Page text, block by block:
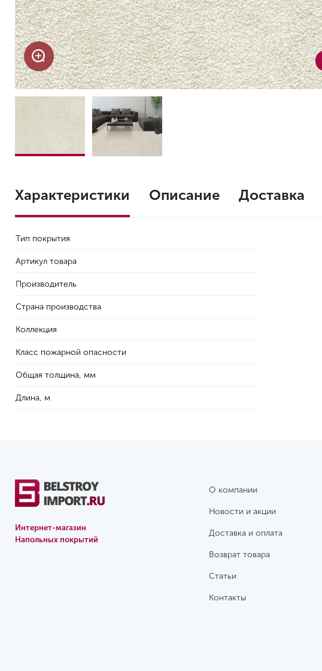
Характеристики Описание Доставка
Тип покрытия
Артикул товара
Производитель
Страна производства
Коллекция
Класс пожарной опасности
Общая толщина, мм
Длина, м
Интернет-магазин
Напольных покрытий
О компании
Новости и акции
Доставка и оплата
Возврат товара
Статьи
Контакты